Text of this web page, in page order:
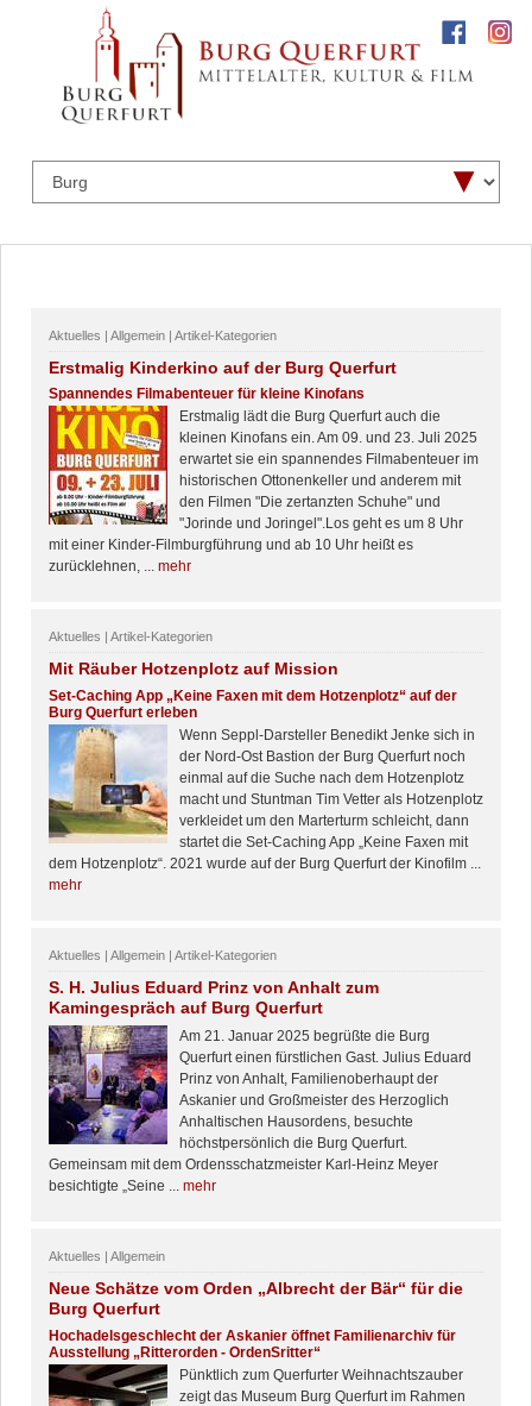
Aktuelles | Allgemein | Artikel-Kategorien
Erstmalig Kinderkino auf der Burg Querfurt
Spannendes Filmabenteuer für kleine Kinofans
Erstmalig lädt die Burg Querfurt auch die
kleinen Kinofans ein. Am 09. und 23. Juli 2025
erwartet sie ein spannendes Filmabenteuer im
historischen Ottonenkeller und anderem mit
den Filmen "Die zertanzten Schuhe" und
"Jorinde und Joringel".Los geht es um 8 Uhr
mit einer Kinder-Filmburgführung und ab 10 Uhr heißt es
zurücklehnen, ... mehr
Aktuelles | Artikel-Kategorien
Mit Räuber Hotzenplotz auf Mission
Set-Caching App „Keine Faxen mit dem Hotzenplotz“ auf der
Burg Querfurt erleben
Wenn Seppl-Darsteller Benedikt Jenke sich in
der Nord-Ost Bastion der Burg Querfurt noch
einmal auf die Suche nach dem Hotzenplotz
macht und Stuntman Tim Vetter als Hotzenplotz
verkleidet um den Marterturm schleicht, dann
startet die Set-Caching App „Keine Faxen mit
dem Hotzenplotz“. 2021 wurde auf der Burg Querfurt der Kinofilm ...
mehr
Aktuelles | Allgemein | Artikel-Kategorien
S. H. Julius Eduard Prinz von Anhalt zum
Kamingespräch auf Burg Querfurt
Am 21. Januar 2025 begrüßte die Burg
Querfurt einen fürstlichen Gast. Julius Eduard
Prinz von Anhalt, Familienoberhaupt der
Askanier und Großmeister des Herzoglich
Anhaltischen Hausordens, besuchte
höchstpersönlich die Burg Querfurt.
Gemeinsam mit dem Ordensschatzmeister Karl-Heinz Meyer
besichtigte „Seine ... mehr
Aktuelles | Allgemein
Neue Schätze vom Orden „Albrecht der Bär“ für die
Burg Querfurt
Hochadelsgeschlecht der Askanier öffnet Familienarchiv für
Ausstellung „Ritterorden - OrdenSritter“
Pünktlich zum Querfurter Weihnachtszauber
zeigt das Museum Burg Querfurt im Rahmen